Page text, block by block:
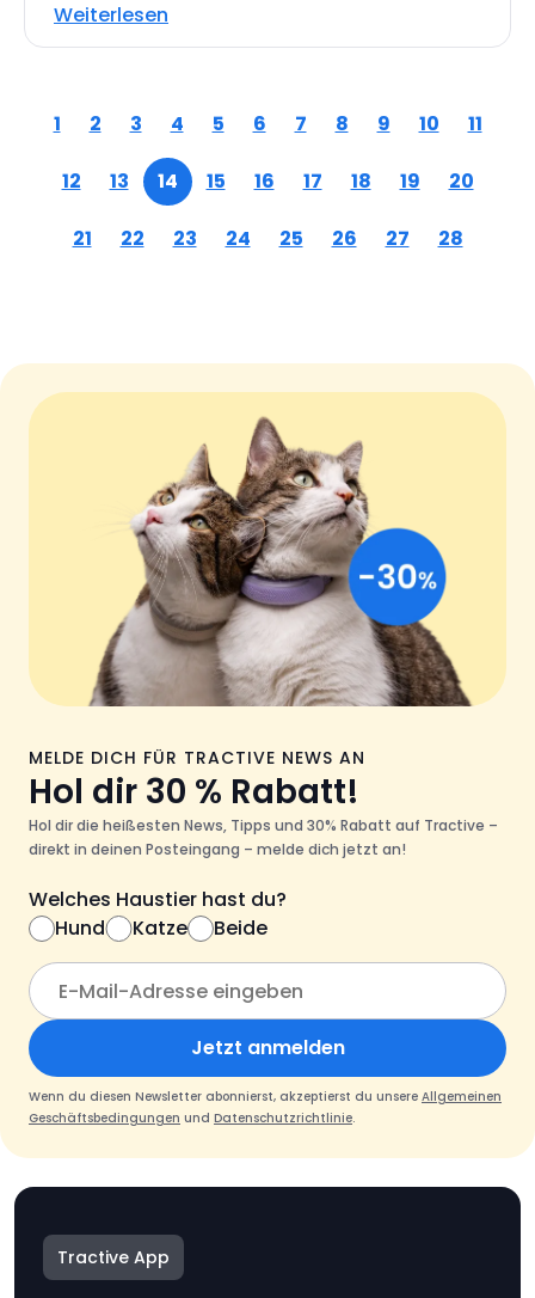
Weiterlesen
1 2 3 4 5 6 7 8 9 10 11
12 13 14 15 16 17 18 19 20
21 22 23 24 25 26 27 28
MELDE DICH FÜR TRACTIVE NEWS AN
Hol dir 30 % Rabatt!
Hol dir die heißesten News, Tipps und 30% Rabatt auf Tractive –
direkt in deinen Posteingang – melde dich jetzt an!
Welches Haustier hast du?
Hund
Katze Beide
Jetzt anmelden
Wenn du diesen Newsletter abonnierst, akzeptierst du unsere Allgemeinen
Geschäftsbedingungen und Datenschutzrichtlinie.
Tractive App